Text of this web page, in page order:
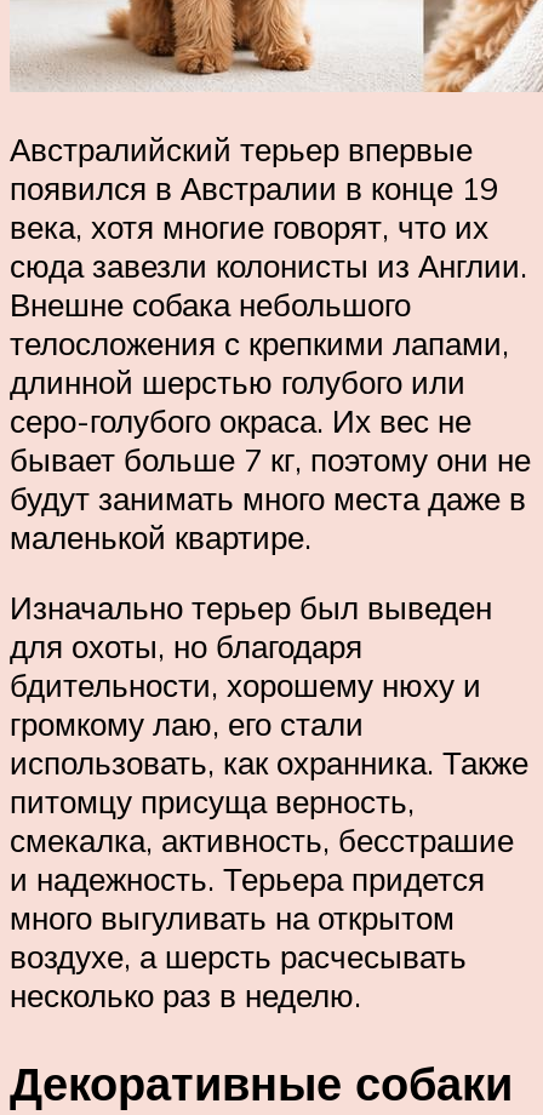
Австралийский терьер впервые
появился в Австралии в конце 19
века, хотя многие говорят, что их
сюда завезли колонисты из Англии.
Внешне собака небольшого
телосложения с крепкими лапами,
длинной шерстью голубого или
серо-голубого окраса. Их вес не
бывает больше 7 кг, поэтому они не
будут занимать много места даже в
маленькой квартире.
Изначально терьер был выведен
для охоты, но благодаря
бдительности, хорошему нюху и
громкому лаю, его стали
использовать, как охранника. Также
питомцу присуща верность,
смекалка, активность, бесстрашие
и надежность. Терьера придется
много выгуливать на открытом
воздухе, а шерсть расчесывать
несколько раз в неделю.
Декоративные собаки